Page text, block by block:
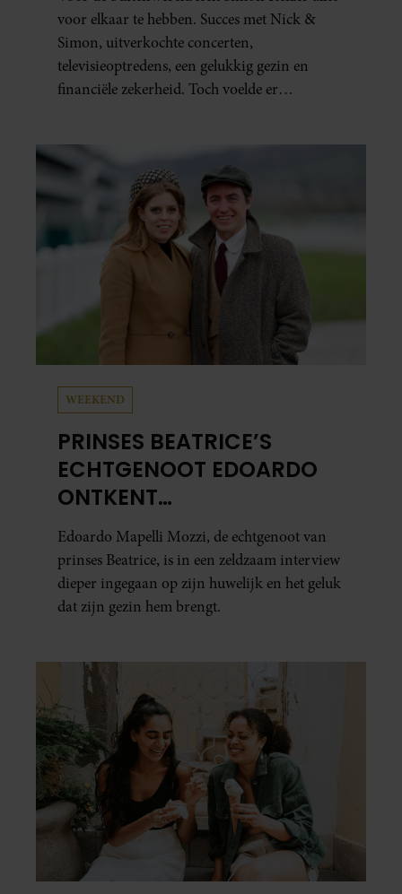
voor elkaar te hebben. Succes met Nick &
Simon, uitverkochte concerten,
televisieoptredens, een gelukkig gezin en
financiële zekerheid. Toch voelde er
vertelt de zanger dat hij lange tijd vooral
overleefde en steeds verder van zijn gevoel
verwijderd raakte.
WEEKEND
PRINSES BEATRICE’S
ECHTGENOOT EDOARDO
ONTKENT
HUWELIJKSPROBLEMEN
Edoardo Mapelli Mozzi, de echtgenoot van
prinses Beatrice, is in een zeldzaam interview
dieper ingegaan op zijn huwelijk en het geluk
dat zijn gezin hem brengt.